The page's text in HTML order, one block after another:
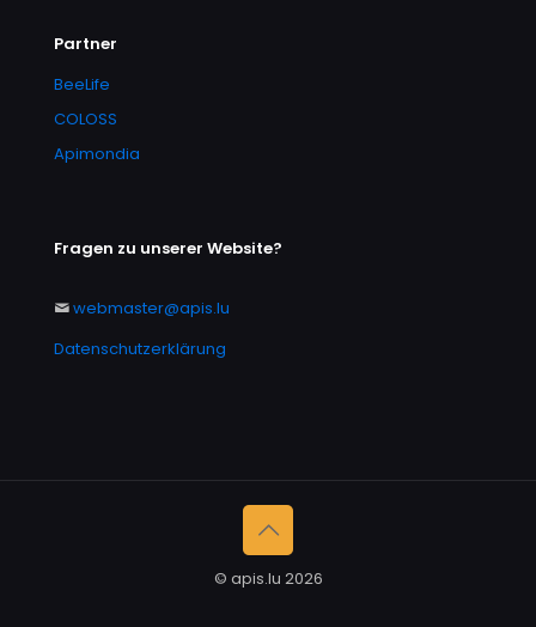
Partner
BeeLife
COLOSS
Apimondia
Fragen zu unserer Website?
webmaster@apis.lu
Datenschutzerklärung
© apis.lu 2026